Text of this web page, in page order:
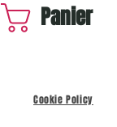
Panier
Cookie Policy